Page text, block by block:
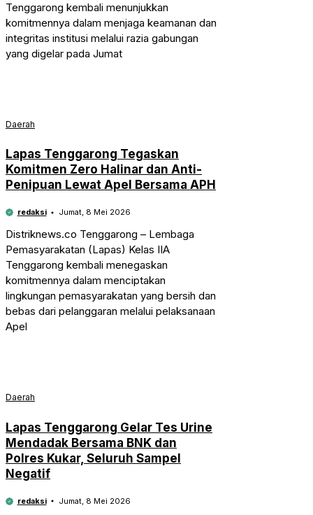
Tenggarong kembali menunjukkan
komitmennya dalam menjaga keamanan dan
integritas institusi melalui razia gabungan
yang digelar pada Jumat
Daerah
Lapas Tenggarong Tegaskan
Komitmen Zero Halinar dan Anti-
Penipuan Lewat Apel Bersama APH
redaksi Jumat, 8 Mei 2026
Distriknews.co Tenggarong – Lembaga
Pemasyarakatan (Lapas) Kelas IIA
Tenggarong kembali menegaskan
komitmennya dalam menciptakan
lingkungan pemasyarakatan yang bersih dan
bebas dari pelanggaran melalui pelaksanaan
Apel
Daerah
Lapas Tenggarong Gelar Tes Urine
Mendadak Bersama BNK dan
Polres Kukar, Seluruh Sampel
Negatif
redaksi Jumat, 8 Mei 2026